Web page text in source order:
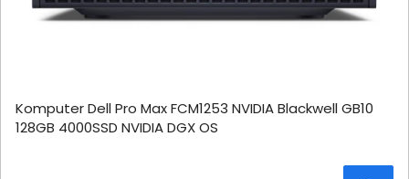
Komputer Dell Pro Max FCM1253 NVIDIA Blackwell GB10
128GB 4000SSD NVIDIA DGX OS